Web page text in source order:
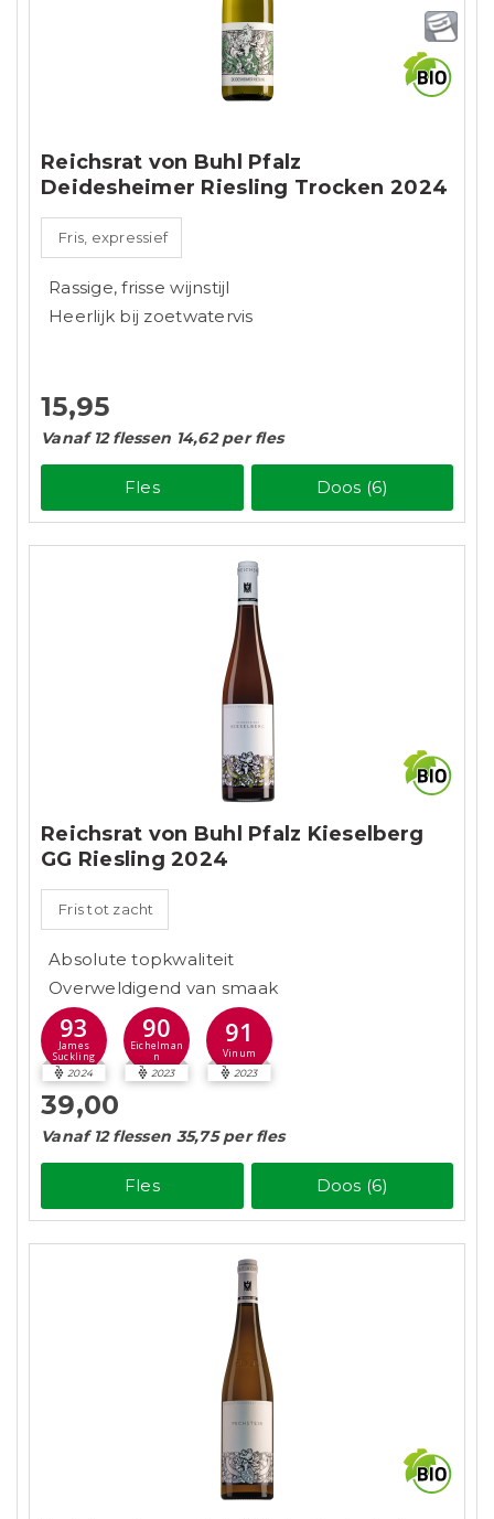
Reichsrat von Buhl Pfalz
Deidesheimer Riesling Trocken 2024
Fris, expressief
Rassige, frisse wijnstijl
Heerlijk bij zoetwatervis
15,95
Vanaf 12 flessen 14,62 per fles
Fles Doos (6)
Reichsrat von Buhl Pfalz Kieselberg
GG Riesling 2024
Fris tot zacht
Absolute topkwaliteit
Overweldigend van smaak
93
James
Suckling
2024
90
Eichelman
n
2023
91
Vinum
2023
39,00
Vanaf 12 flessen 35,75 per fles
Fles Doos (6)